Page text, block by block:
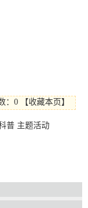
：0 【收藏本页 】
普 主题活动